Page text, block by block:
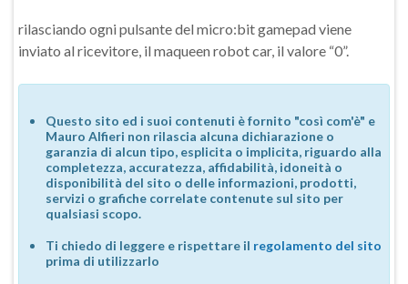
rilasciando ogni pulsante del micro:bit gamepad viene
inviato al ricevitore, il maqueen robot car, il valore “0”.
Questo sito ed i suoi contenuti è fornito "così com'è" e
Mauro Alfieri non rilascia alcuna dichiarazione o
garanzia di alcun tipo, esplicita o implicita, riguardo alla
completezza, accuratezza, affidabilità, idoneità o
disponibilità del sito o delle informazioni, prodotti,
servizi o grafiche correlate contenute sul sito per
qualsiasi scopo.
Ti chiedo di leggere e rispettare il regolamento del sito
prima di utilizzarlo